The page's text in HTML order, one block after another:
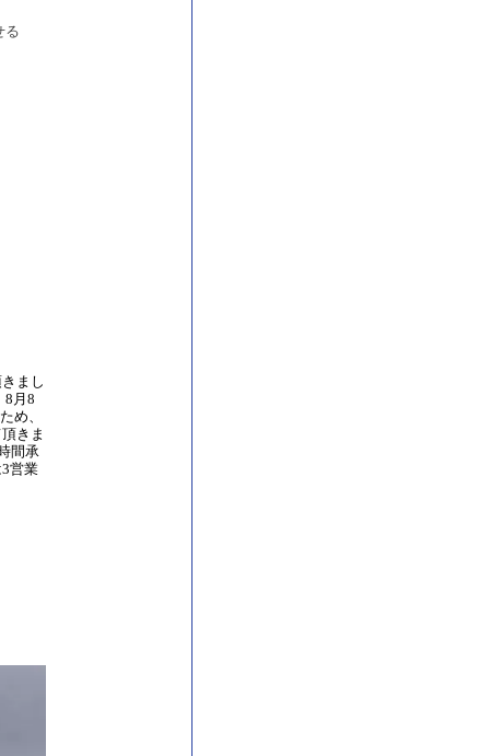
る
まし
8月8
め、
きま
間承
営業